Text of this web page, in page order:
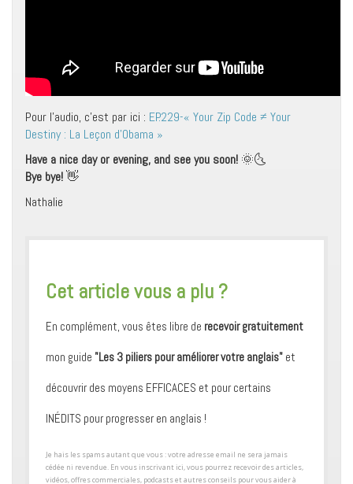
Pour l’audio, c’est par ici : EP.229-« Your Zip Code ≠ Your
Destiny : La Leçon d’Obama »
Have a nice day or evening, and see you soon! 🌞🌜
Bye bye!👋
Nathalie
​Cet article vous a plu ?
En complément, vous êtes libre de recevoir gratuitement
mon guide "Les 3 piliers pour améliorer votre anglais" et
découvrir des moyens ​EFFICACES et pour certains ​
INÉDITS pour progresser en anglais !
​Je hais les spams autant que vous : votre adresse email ne sera jamais
cédée ni revendue. En vous inscrivant ici, vous pourrez recevoir des articles,
vidéos, offres commerciales, podcasts et autres conseils pour ​vous aider à